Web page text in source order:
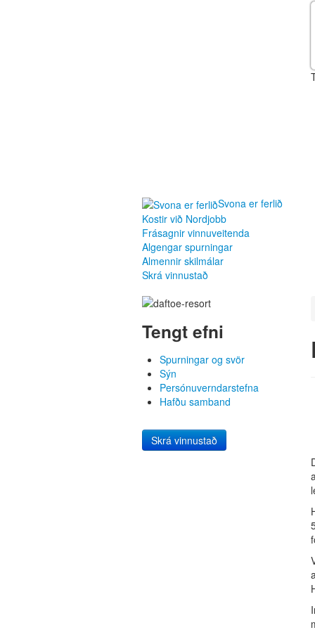
Svona er ferlið
Kostir við Nordjobb
Frásagnir vinnuveitenda
Algengar spurningar
Almennir skilmálar
Skrá vinnustað
Tengt efni
Spurningar og svör
Sýn
Persónuverndarstefna
Hafðu samband
Skrá vinnustað